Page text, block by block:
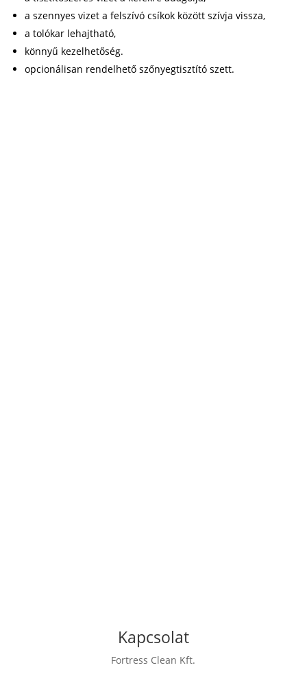
a szennyes vizet a felszívó csíkok között szívja vissza,
a tolókar lehajtható,
könnyű kezelhetőség.
opcionálisan rendelhető szőnyegtisztító szett.
Kapcsolat
Fortress Clean Kft.